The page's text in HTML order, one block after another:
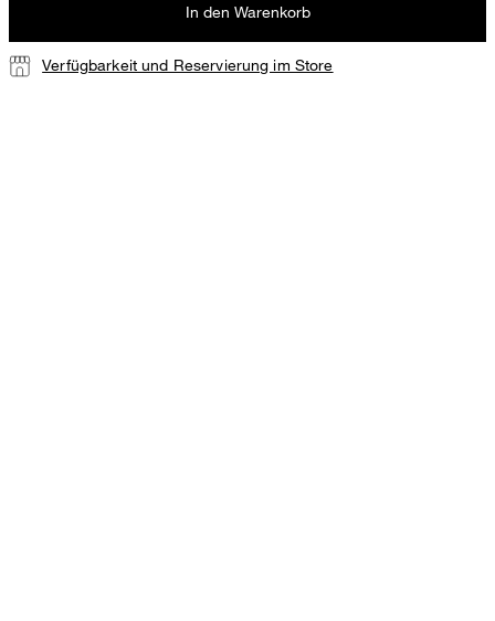
In den Warenkorb
Verfügbarkeit und Reservierung im Store